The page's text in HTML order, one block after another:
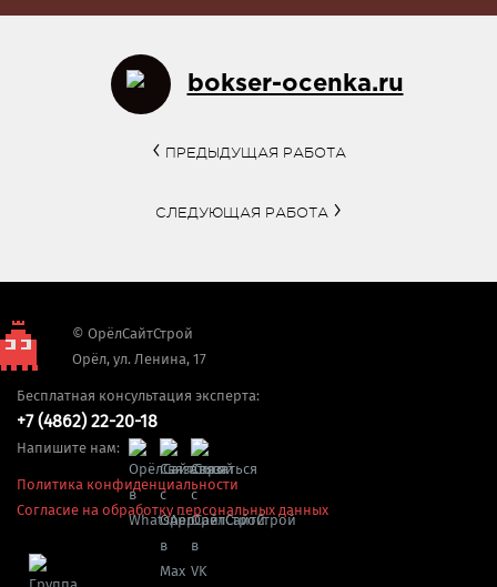
bokser-ocenka.ru
ПРЕДЫДУЩАЯ РАБОТА
СЛЕДУЮЩАЯ РАБОТА
© ОрёлСайтСтрой
Орёл, ул. Ленина, 17
Бесплатная консультация эксперта:
+7 (4862) 22-20-18
Напишите нам:
Политика конфиденциальности
Согласие на обработку персональных данных